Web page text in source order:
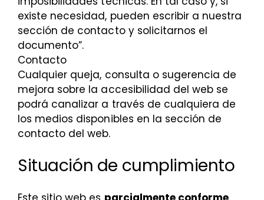
existe necesidad, pueden escribir a nuestra
sección de contacto y solicitarnos el
documento”.
Contacto
Cualquier queja, consulta o sugerencia de
mejora sobre la accesibilidad del web se
podrá canalizar a través de cualquiera de
los medios disponibles en la sección de
contacto del web.
Situación de cumplimiento